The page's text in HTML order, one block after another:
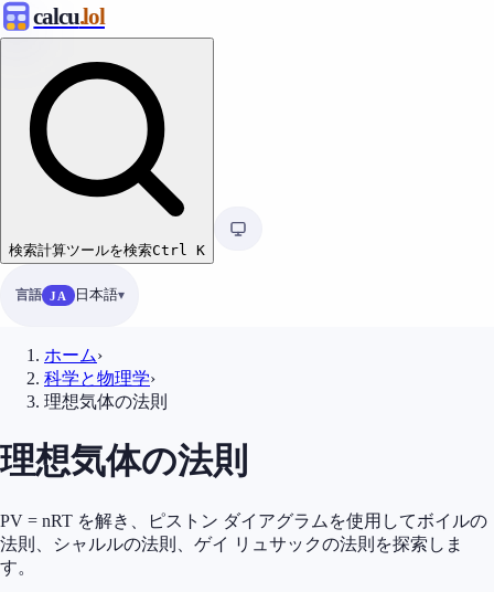
calcu.lol
検索計算ツールを検索Ctrl K
言語 JA 日本語
ホーム›
科学と物理学›
理想気体の法則
理想気体の法則
PV = nRT を解き、ピストン ダイアグラムを使用してボイルの
法則、シャルルの法則、ゲイ リュサックの法則を探索しま
す。